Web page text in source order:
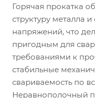
Горячая прокатка
структуру металла
напряжений, что
пригодным для
требованиями к
стабильные
свариваемость по
Неравнополочный